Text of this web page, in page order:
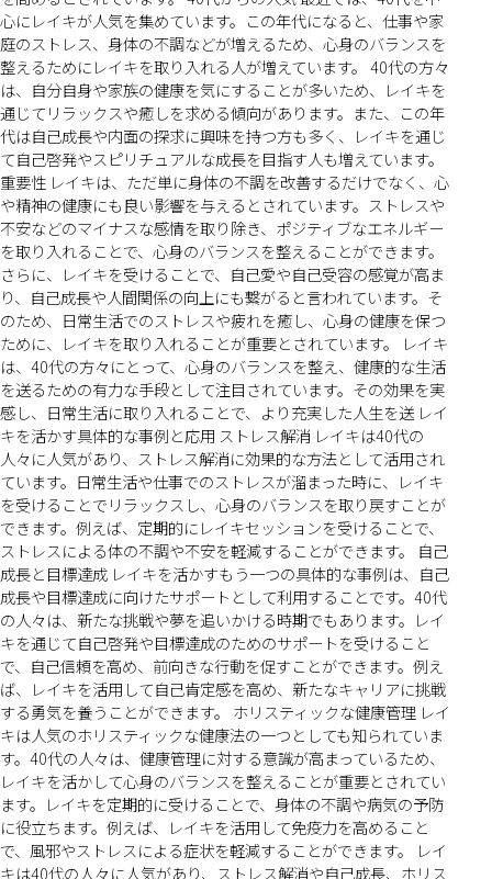
心にレイキが人気を集めています。この年代になると、仕事や家
庭のストレス、身体の不調などが増えるため、心身のバランスを
整えるためにレイキを取り入れる人が増えています。 40代の方々
は、自分自身や家族の健康を気にすることが多いため、レイキを
通じてリラックスや癒しを求める傾向があります。また、この年
代は自己成長や内面の探求に興味を持つ方も多く、レイキを通じ
て自己啓発やスピリチュアルな成長を目指す人も増えています。
重要性 レイキは、ただ単に身体の不調を改善するだけでなく、心
や精神の健康にも良い影響を与えるとされています。ストレスや
不安などのマイナスな感情を取り除き、ポジティブなエネルギー
を取り入れることで、心身のバランスを整えることができます。
さらに、レイキを受けることで、自己愛や自己受容の感覚が高ま
り、自己成長や人間関係の向上にも繋がると言われています。そ
のため、日常生活でのストレスや疲れを癒し、心身の健康を保つ
ために、レイキを取り入れることが重要とされています。 レイキ
は、40代の方々にとって、心身のバランスを整え、健康的な生活
を送るための有力な手段として注目されています。その効果を実
感し、日常生活に取り入れることで、より充実した人生を送 レイ
キを活かす具体的な事例と応用 ストレス解消 レイキは40代の
人々に人気があり、ストレス解消に効果的な方法として活用され
ています。日常生活や仕事でのストレスが溜まった時に、レイキ
を受けることでリラックスし、心身のバランスを取り戻すことが
できます。例えば、定期的にレイキセッションを受けることで、
ストレスによる体の不調や不安を軽減することができます。 自己
成長と目標達成 レイキを活かすもう一つの具体的な事例は、自己
成長や目標達成に向けたサポートとして利用することです。40代
の人々は、新たな挑戦や夢を追いかける時期でもあります。レイ
キを通じて自己啓発や目標達成のためのサポートを受けること
で、自己信頼を高め、前向きな行動を促すことができます。例え
ば、レイキを活用して自己肯定感を高め、新たなキャリアに挑戦
する勇気を養うことができます。 ホリスティックな健康管理 レイ
キは人気のホリスティックな健康法の一つとしても知られていま
す。40代の人々は、健康管理に対する意識が高まっているため、
レイキを活かして心身のバランスを整えることが重要とされてい
ます。レイキを定期的に受けることで、身体の不調や病気の予防
に役立ちます。例えば、レイキを活用して免疫力を高めること
で、風邪やストレスによる症状を軽減することができます。 レイ
キは40代の人々に人気があり、ストレス解消や自己成長、ホリス